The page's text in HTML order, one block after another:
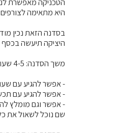
היא מתאימה
בסדנה הזאת נכין
היציקה תיעשה בכסף
משך הסדנה: 4-5 שעות (תלוי במספר המשתתפים)
- אפשר להגיע עם
- אפשר להגיע עם
- אפשר וגם מומלץ
שם נוכל לשאול את